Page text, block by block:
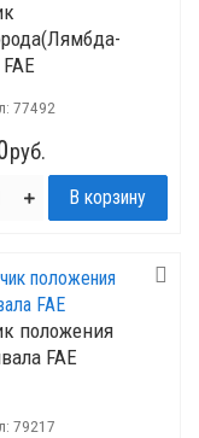
77492
руб.
положения
FAE
79217